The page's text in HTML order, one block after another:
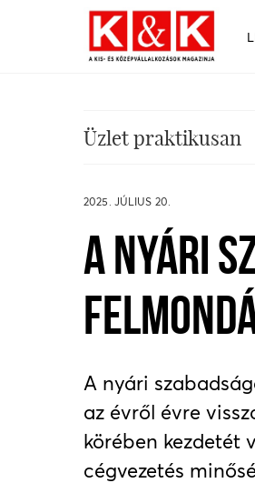
Üzlet praktikusan
2025. JÚLIUS 20.
A NYÁRI
A nyári
az évről évre
körében kezdetét
cégvezetés